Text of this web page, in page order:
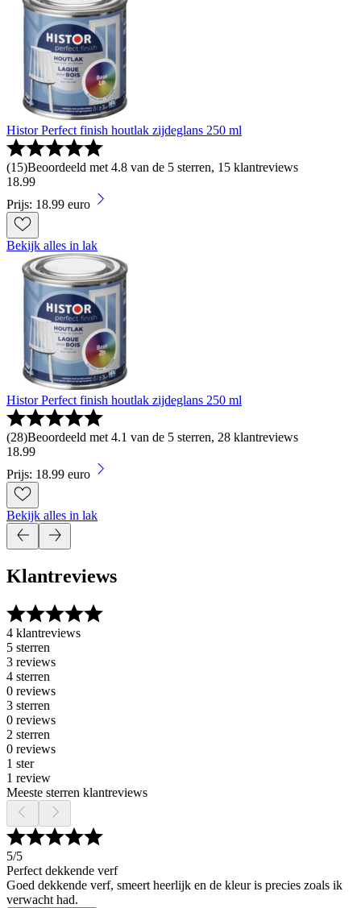
Histor Perfect finish houtlak zijdeglans 250 ml
(15)Beoordeeld met 4.8 van de 5 sterren, 15 klantreviews
18.99
Prijs: 18.99 euro
Bekijk alles in lak
Histor Perfect finish houtlak zijdeglans 250 ml
(28)Beoordeeld met 4.1 van de 5 sterren, 28 klantreviews
18.99
Prijs: 18.99 euro
Bekijk alles in lak
Klantreviews
4 klantreviews
5 sterren
3 reviews
4 sterren
0 reviews
3 sterren
0 reviews
2 sterren
0 reviews
1 ster
1 review
Meeste sterren klantreviews
5/5
Perfect dekkende verf
Goed dekkende verf, smeert heerlijk en de kleur is precies zoals ik
verwacht had.